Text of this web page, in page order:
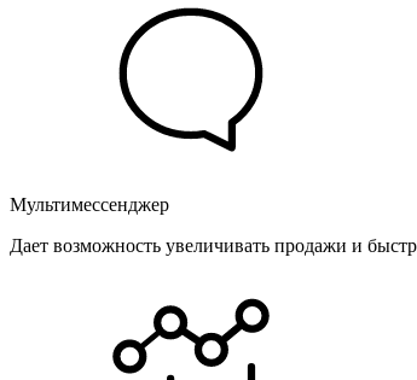
Мультимессенджер
Дает возможность увеличивать продажи и